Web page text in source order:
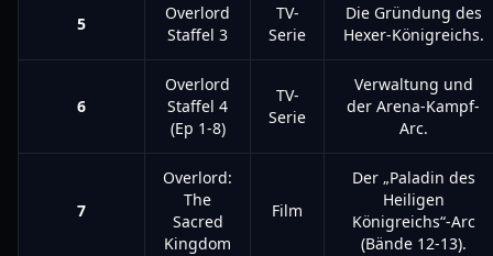
5
Overlord
Staffel 3
TV-
Serie
Die Gründung des
Hexer-Königreichs.
6
Overlord
Staffel 4
(Ep 1-8)
TV-
Serie
Verwaltung und
der Arena-Kampf-
Arc.
7
Overlord:
The
Sacred
Kingdom
Film
Der „Paladin des
Heiligen
Königreichs“-Arc
(Bände 12-13).